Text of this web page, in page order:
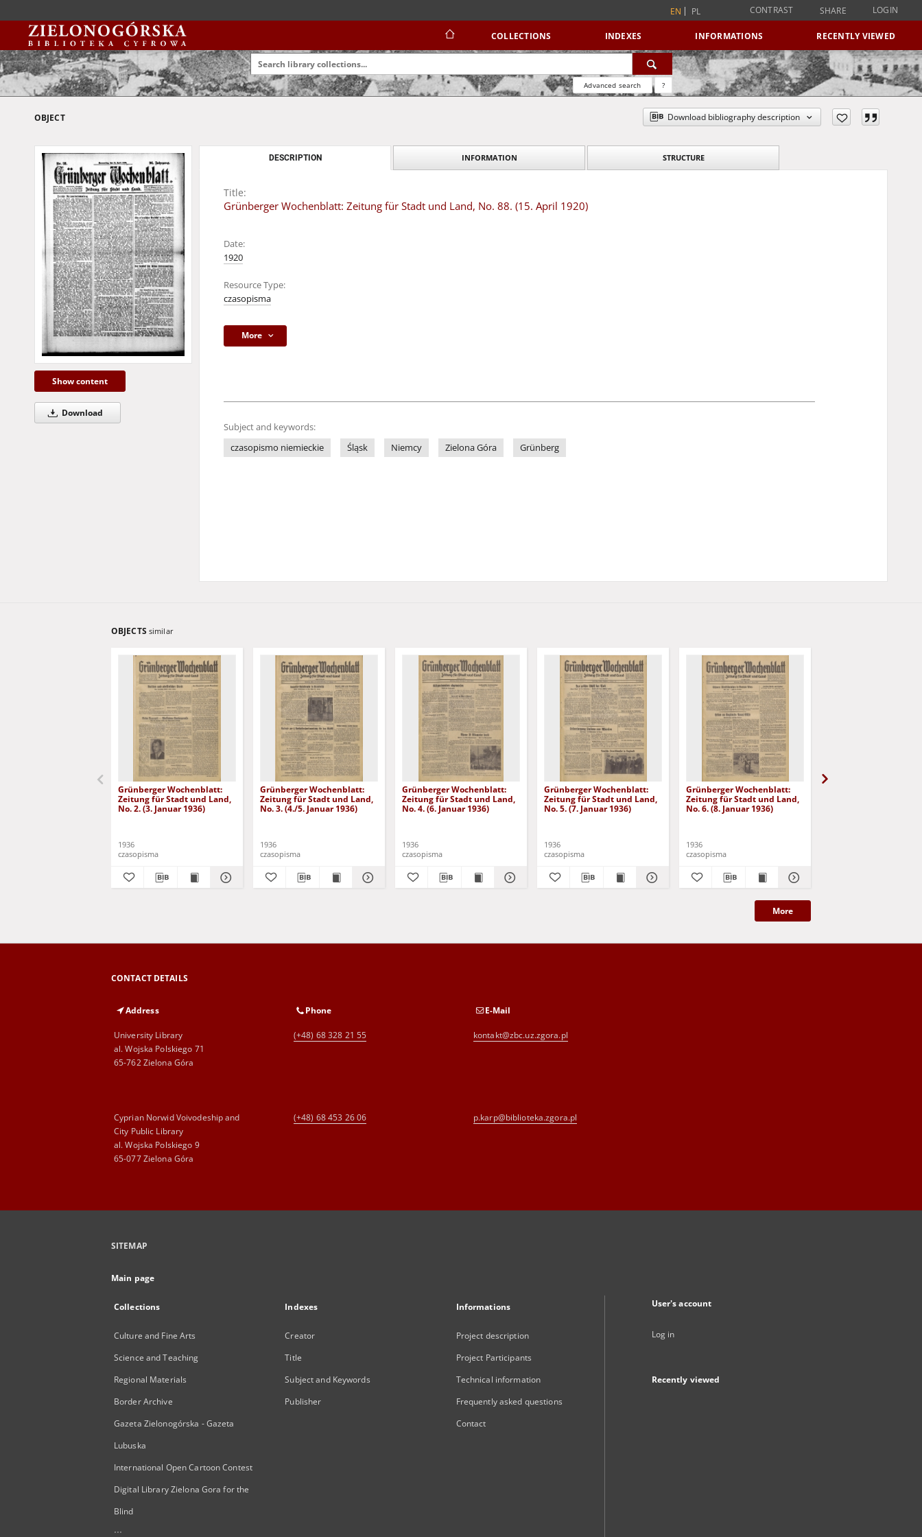
EN PL CONTRAST SHARE LOGIN
COLLECTIONS INDEXES INFORMATIONS RECENTLY VIEWED
Advanced search ?
OBJECT Download bibliography description
Show content
Download
DESCRIPTION INFORMATION STRUCTURE
Title:
Grünberger Wochenblatt: Zeitung für Stadt und Land, No. 88. (15. April 1920)
Date:
1920
Resource Type:
czasopisma
More
Subject and keywords:
czasopismo niemieckie
Śląsk Niemcy Zielona Góra Grünberg
OBJECTS similar
Grünberger Wochenblatt:
Zeitung für Stadt und Land,
No. 2. (3. Januar 1936)
1936
czasopisma
Grünberger Wochenblatt:
Zeitung für Stadt und Land,
No. 3. (4./5. Januar 1936)
1936
czasopisma
Grünberger Wochenblatt:
Zeitung für Stadt und Land,
No. 4. (6. Januar 1936)
1936
czasopisma
Grünberger Wochenblatt:
Zeitung für Stadt und Land,
No. 5. (7. Januar 1936)
1936
czasopisma
Grünberger Wochenblatt:
Zeitung für Stadt und Land,
No. 6. (8. Januar 1936)
1936
czasopisma
More
CONTACT DETAILS
Address
University Library
al. Wojska Polskiego 71
65-762 Zielona Góra
Phone
(+48) 68 328 21 55
E-Mail
kontakt@zbc.uz.zgora.pl
Cyprian Norwid Voivodeship and
City Public Library
al. Wojska Polskiego 9
65-077 Zielona Góra
(+48) 68 453 26 06 p.karp@biblioteka.zgora.pl
SITEMAP
Main page
Collections
Culture and Fine Arts
Science and Teaching
Regional Materials
Border Archive
Gazeta Zielonogórska - Gazeta
Lubuska
International Open Cartoon Contest
Digital Library Zielona Gora for the
Blind
...
Indexes
Creator
Title
Subject and Keywords
Publisher
Informations
Project description
Project Participants
Technical information
Frequently asked questions
Contact
User's account
Log in
Recently viewed